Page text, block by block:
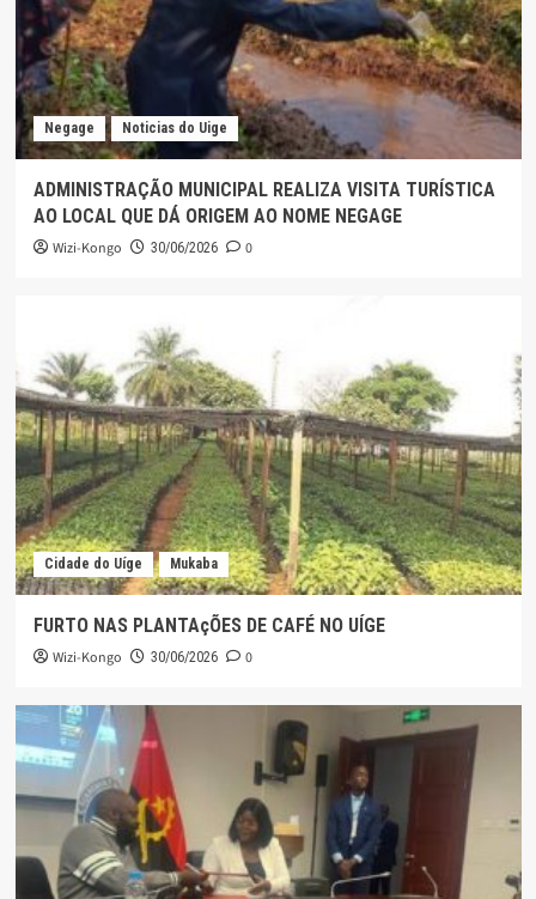
Negage Noticias do Uige
ADMINISTRAÇÃO MUNICIPAL REALIZA VISITA TURÍSTICA
AO LOCAL QUE DÁ ORIGEM AO NOME NEGAGE
Wizi-Kongo 30/06/2026 0
Cidade do Uíge Mukaba
FURTO NAS PLANTAçÕES DE CAFÉ NO UÍGE
Wizi-Kongo 30/06/2026 0